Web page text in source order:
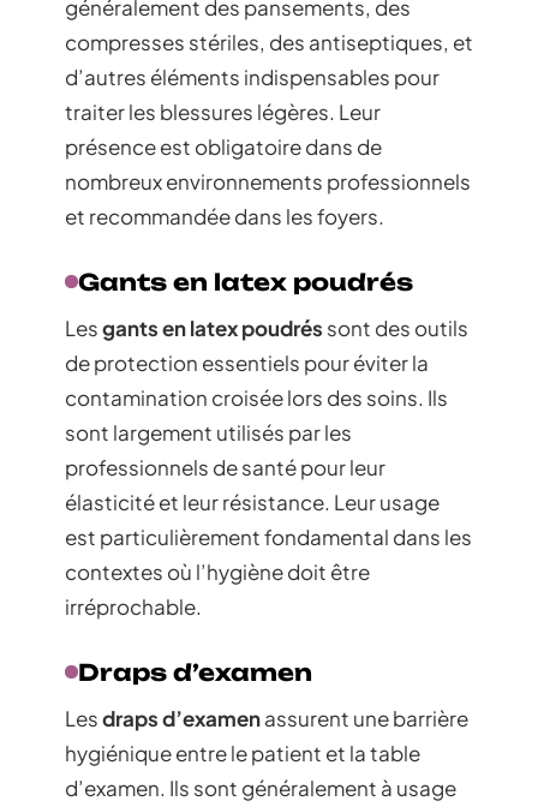
généralement des pansements, des
compresses stériles, des antiseptiques, et
d’autres éléments indispensables pour
traiter les blessures légères. Leur
présence est obligatoire dans de
nombreux environnements professionnels
et recommandée dans les foyers.
Gants en latex poudrés
Lesgants en latex poudrés sont des outils
de protection essentiels pour éviter la
contamination croisée lors des soins. Ils
sont largement utilisés par les
professionnels de santé pour leur
élasticité et leur résistance. Leur usage
est particulièrement fondamental dans les
contextes où l’hygiène doit être
irréprochable.
Draps d’examen
Lesdraps d’examenassurent une barrière
hygiénique entre le patient et la table
d’examen. Ils sont généralement à usage